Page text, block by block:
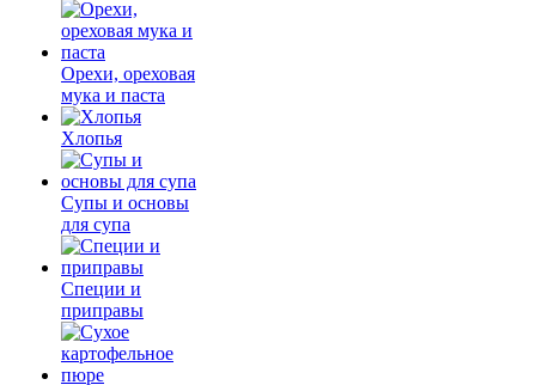
Орехи, ореховая
мука и паста
Хлопья
Супы и основы
для супа
Специи и
приправы